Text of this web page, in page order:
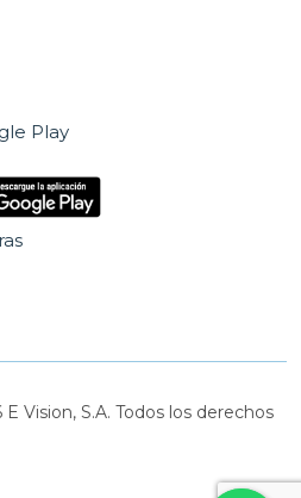
Play
Vision, S.A. Todos los derechos